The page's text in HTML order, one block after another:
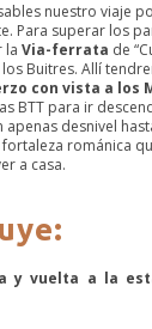
nuestro viaje
Para superar los
la Via-ferrata de
Buitres. Allí
con vista a los
BTT para ir
desnivel
románica
a casa.
y vuelta a la